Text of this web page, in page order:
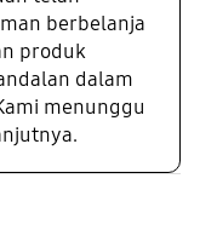
berbelanja
produk
dalam
menunggu